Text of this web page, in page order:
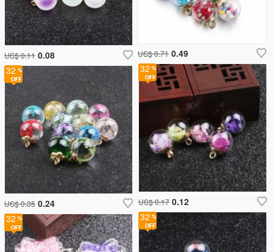
US$ 0.71 0.49
32
US$ 0.17 0.12
US$ 0.11 0.08
32
US$ 0.35 0.24
32
32